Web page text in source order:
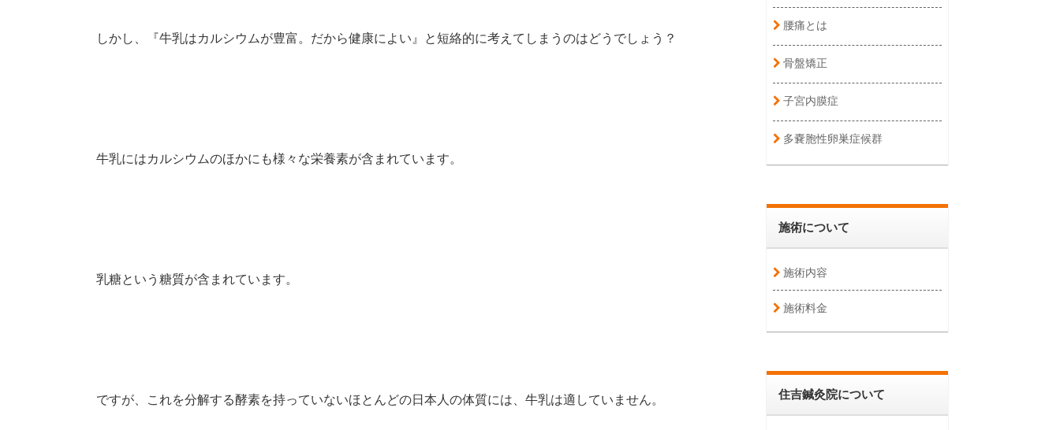
しかし、『牛乳はカルシウムが豊富。だから健康によい』と短絡的に考えてしまうのはどうでしょう？
牛乳にはカルシウムのほかにも様々な栄養素が含まれています。
乳糖という糖質が含まれています。
ですが、これを分解する酵素を持っていないほとんどの日本人の体質には、牛乳は適していません。
腰痛とは
骨盤矯正
子宮内膜症
多嚢胞性卵巣症候群
施術について
施術内容
施術料金
住吉鍼灸院について